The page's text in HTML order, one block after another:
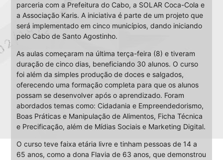
parceria com a Prefeitura do Cabo, a SOLAR Coca-Cola e
a Associação Karis. A iniciativa é parte de um projeto que
será implementado em cinco municípios, dando iniciando
pelo Cabo de Santo Agostinho.
As aulas começaram na última terça-feira (8) e tiveram
duração de cinco dias, beneficiando 30 alunos. O curso
foi além da simples produção de doces e salgados,
oferecendo uma formação completa para que os alunos
possam se desenvolver após o aprendizado. Foram
abordados temas como: Cidadania e Empreendedorismo,
Boas Práticas e Manipulação de Alimentos, Ficha Técnica
e Precificação, além de Mídias Sociais e Marketing Digital.
O curso teve faixa etária livre e tinham pessoas de 14 a
65 anos, como a dona Flavia de 63 anos, que demonstrou